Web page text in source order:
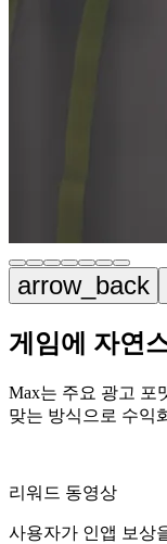
arrow_back
게임에 자연
Max는 주요 광고 포
맞는 방식으로 수익
리워드 동영상
사용자가 인앱 보상